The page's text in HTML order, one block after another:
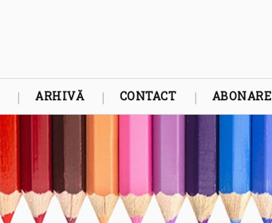
ARHIVĂ CONTACT ABONARE